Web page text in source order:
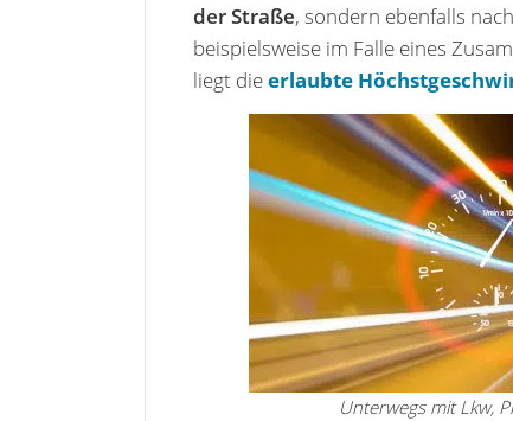
der Straße, sondern ebenfalls
beispielsweise im Falle eines
liegt dieerlaubte
Unterwegs mit Lkw,